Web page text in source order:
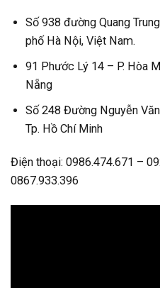
Số 938 đường Quang
phố Hà Nội, Việt Nam.
91 Phước Lý 14 – P. Hòa
Nẵng
Số 248 Đường Nguyễn
Tp. Hồ Chí Minh
Điện thoại: 0986.474.671 –
0867.933.396